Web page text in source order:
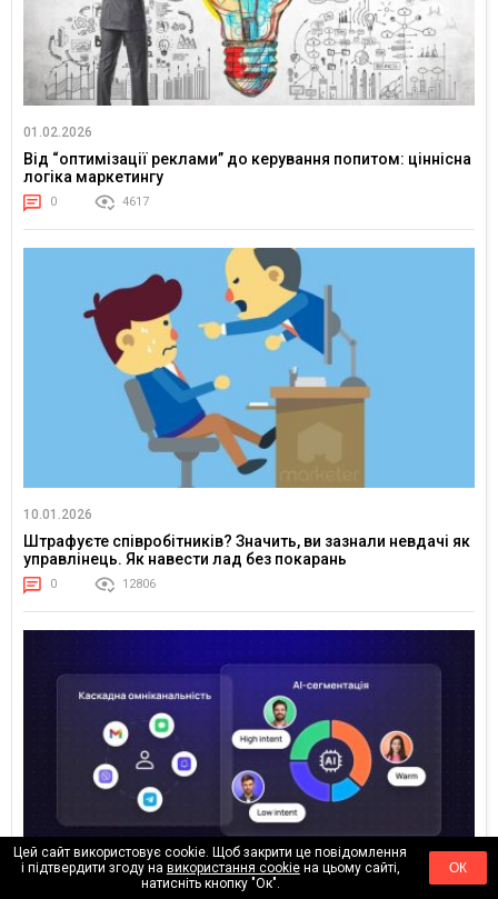
01.02.2026
Від “оптимізації реклами” до керування попитом: ціннісна
логіка маркетингу
0 4617
10.01.2026
Штрафуєте співробітників? Значить, ви зазнали невдачі як
управлінець. Як навести лад без покарань
0 12806
Цей сайт використовує cookie. Щоб закрити це повідомлення
і підтвердити згоду на використання cookieна цьому сайті,
натисніть кнопку "Ок".
ОК